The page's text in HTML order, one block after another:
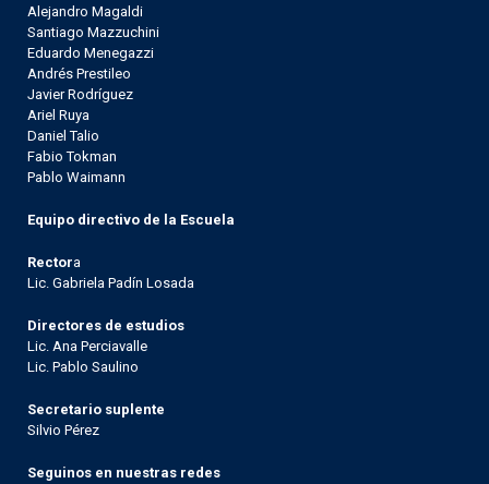
Alejandro Magaldi
Santiago Mazzuchini
Eduardo Menegazzi
Andrés Prestileo
Javier Rodríguez
Ariel Ruya
Daniel Talio
Fabio Tokman
Pablo Waimann
Equipo directivo de la Escuela
Rectora
Lic. Gabriela Padín Losada
Directores de estudios
Lic. Ana Perciavalle
Lic. Pablo Saulino
Secretario suplente
Silvio Pérez
Seguinos en nuestras redes